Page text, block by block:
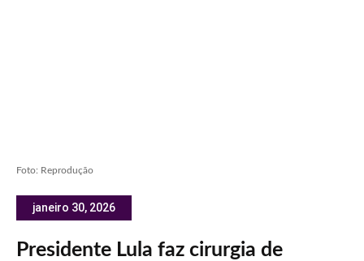
Foto: Reprodução
janeiro 30, 2026
Presidente Lula faz cirurgia de